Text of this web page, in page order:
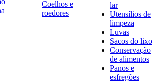
Coelhos e
roedores
lar
Utensílios de
limpeza
Luvas
Sacos do lixo
Conservação
de alimentos
Panos e
esfregões